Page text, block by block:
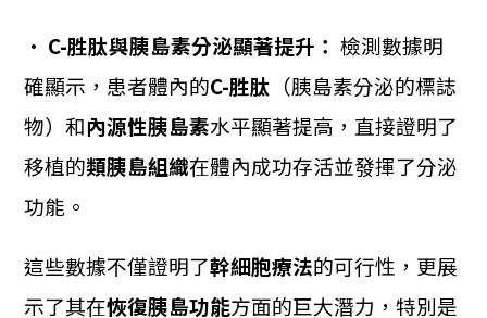
• C-胜肽與胰島素分泌顯著提升： 檢測數據明
確顯示，患者體內的C-胜肽 （胰島素分泌的標誌
物）和內源性胰島素水平顯著提高，直接證明了
移植的類胰島組織在體內成功存活並發揮了分泌
功能。
這些數據不僅證明了幹細胞療法的可行性，更展
示了其在恢復胰島功能方面的巨大潛力，特別是